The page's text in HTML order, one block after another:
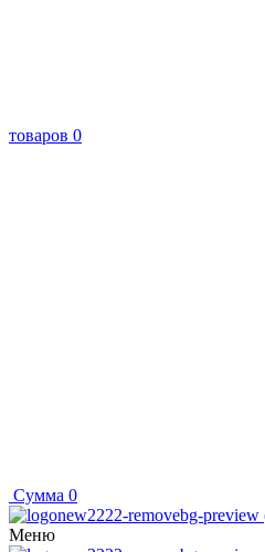
товаров 0
Сумма 0
Меню